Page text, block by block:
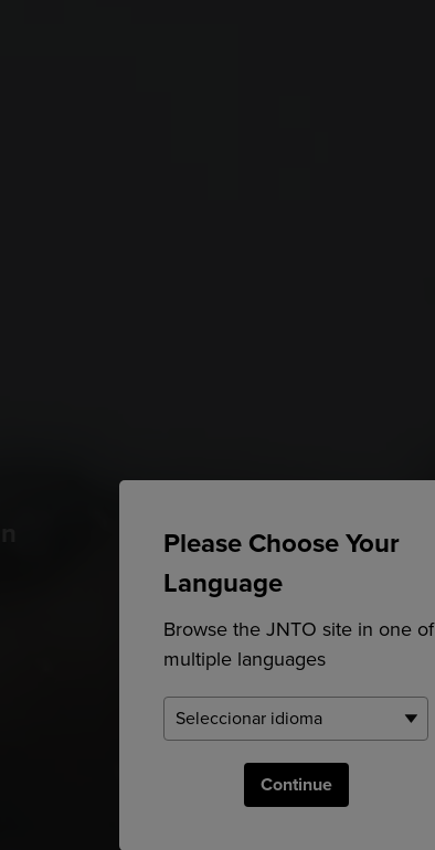
Please Choose Your
Language
Browse the JNTO site in one of
multiple languages
Continue